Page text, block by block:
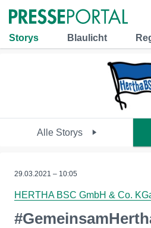
Storys Blaulicht
Alle Storys
29.03.2021 – 10:05
HERTHA BSC GmbH & Co.